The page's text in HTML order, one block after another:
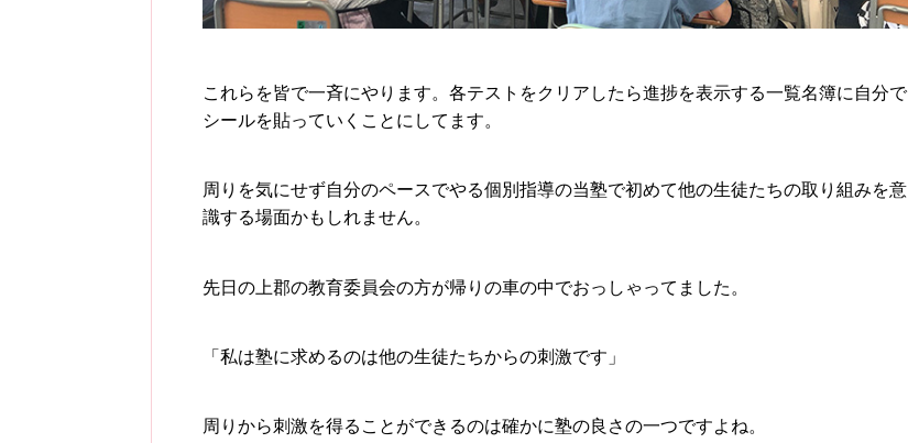
これらを皆で一斉にやります。各テストをクリアしたら進捗を表示する一覧名簿に自分で
シールを貼っていくことにしてます。
周りを気にせず自分のペースでやる個別指導の当塾で初めて他の生徒たちの取り組みを意
識する場面かもしれません。
先日の上郡の教育委員会の方が帰りの車の中でおっしゃってました。
「私は塾に求めるのは他の生徒たちからの刺激です」
周りから刺激を得ることができるのは確かに塾の良さの一つですよね。